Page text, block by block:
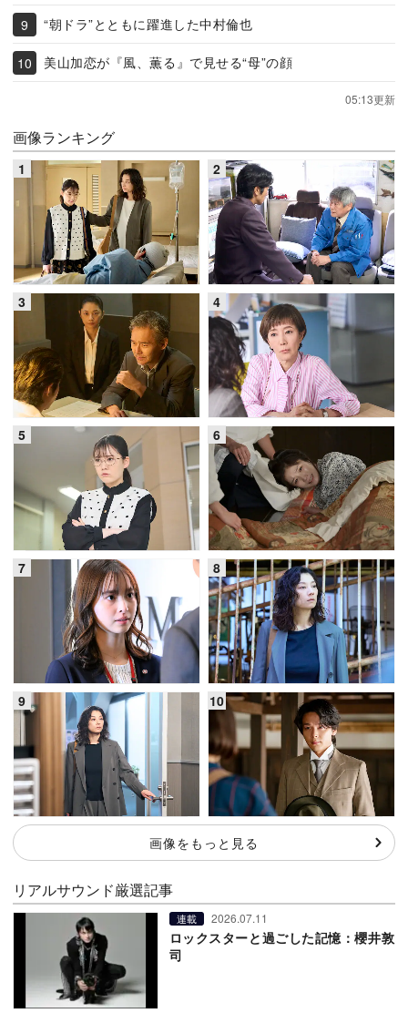
“朝ドラ”とともに躍進した中村倫也
美山加恋が『風、薫る』で見せる“母”の顔
05:13更新
画像ランキング
画像をもっと見る
リアルサウンド厳選記事
連載 2026.07.11
ロックスターと過ごした記憶：櫻井敦
司